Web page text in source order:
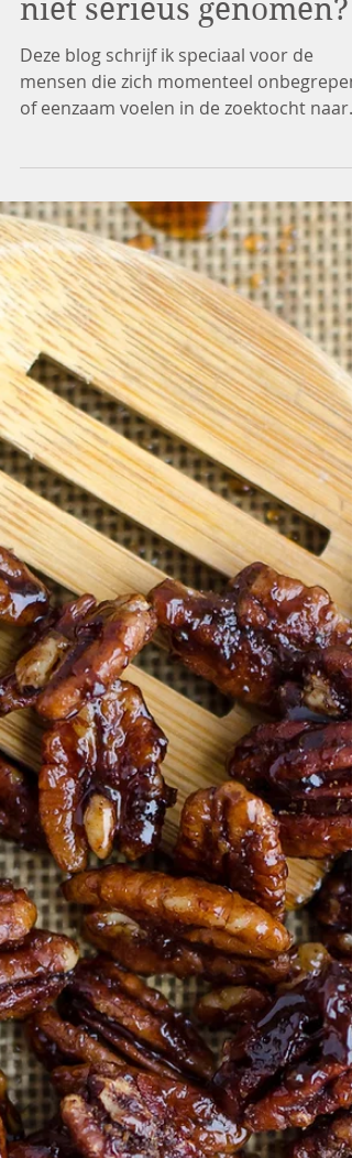
gezondheidsklachten
niet serieus genomen?
Deze blog schrijf ik speciaal voor de